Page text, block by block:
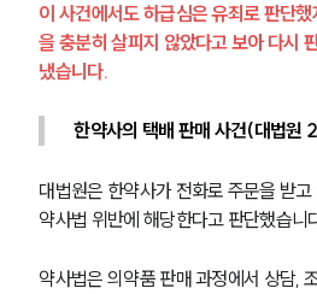
이 사건에서도 하급심은 유죄로 판단
을 충분히 살피지 않았다고 보아 다시
냈습니다.
한약사의 택배 판매 사건(대법
대법원은 한약사가 전화로 주문을 받
약사법 위반에 해당한다고 판단했습니
약사법은 의약품 판매 과정에서 상담,